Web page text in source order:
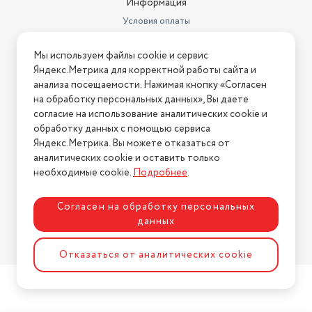
Информация
Условия оплаты
Условия возврата
Нашли ошибку на сайте? Напишите нам
2026 © Интернет-магазин "АстМаркет". У нас есть всё!
Политика конфиденциальности
Разработка сайтаASTDESIGN
Мы используем файлы cookie и сервис
Яндекс.Метрика для корректной работы сайта и
анализа посещаемости. Нажимая кнопку «Согласен
на обработку персональных данных», Вы даете
согласие на использование аналитических cookie и
обработку данных с помощью сервиса
Яндекс.Метрика. Вы можете отказаться от
аналитических cookie и оставить только
необходимые cookie.Подробнее.
Согласен на обработку персональных
данных
Отказаться от аналитических cookie